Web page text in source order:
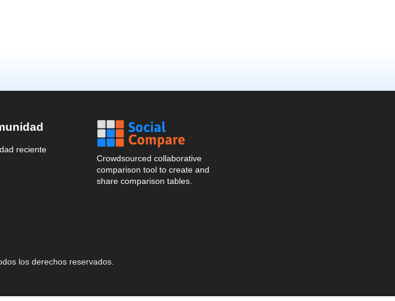
reciente
Crowdsourced collaborative
comparison tool to create and
share comparison tables.
los derechos reservados.